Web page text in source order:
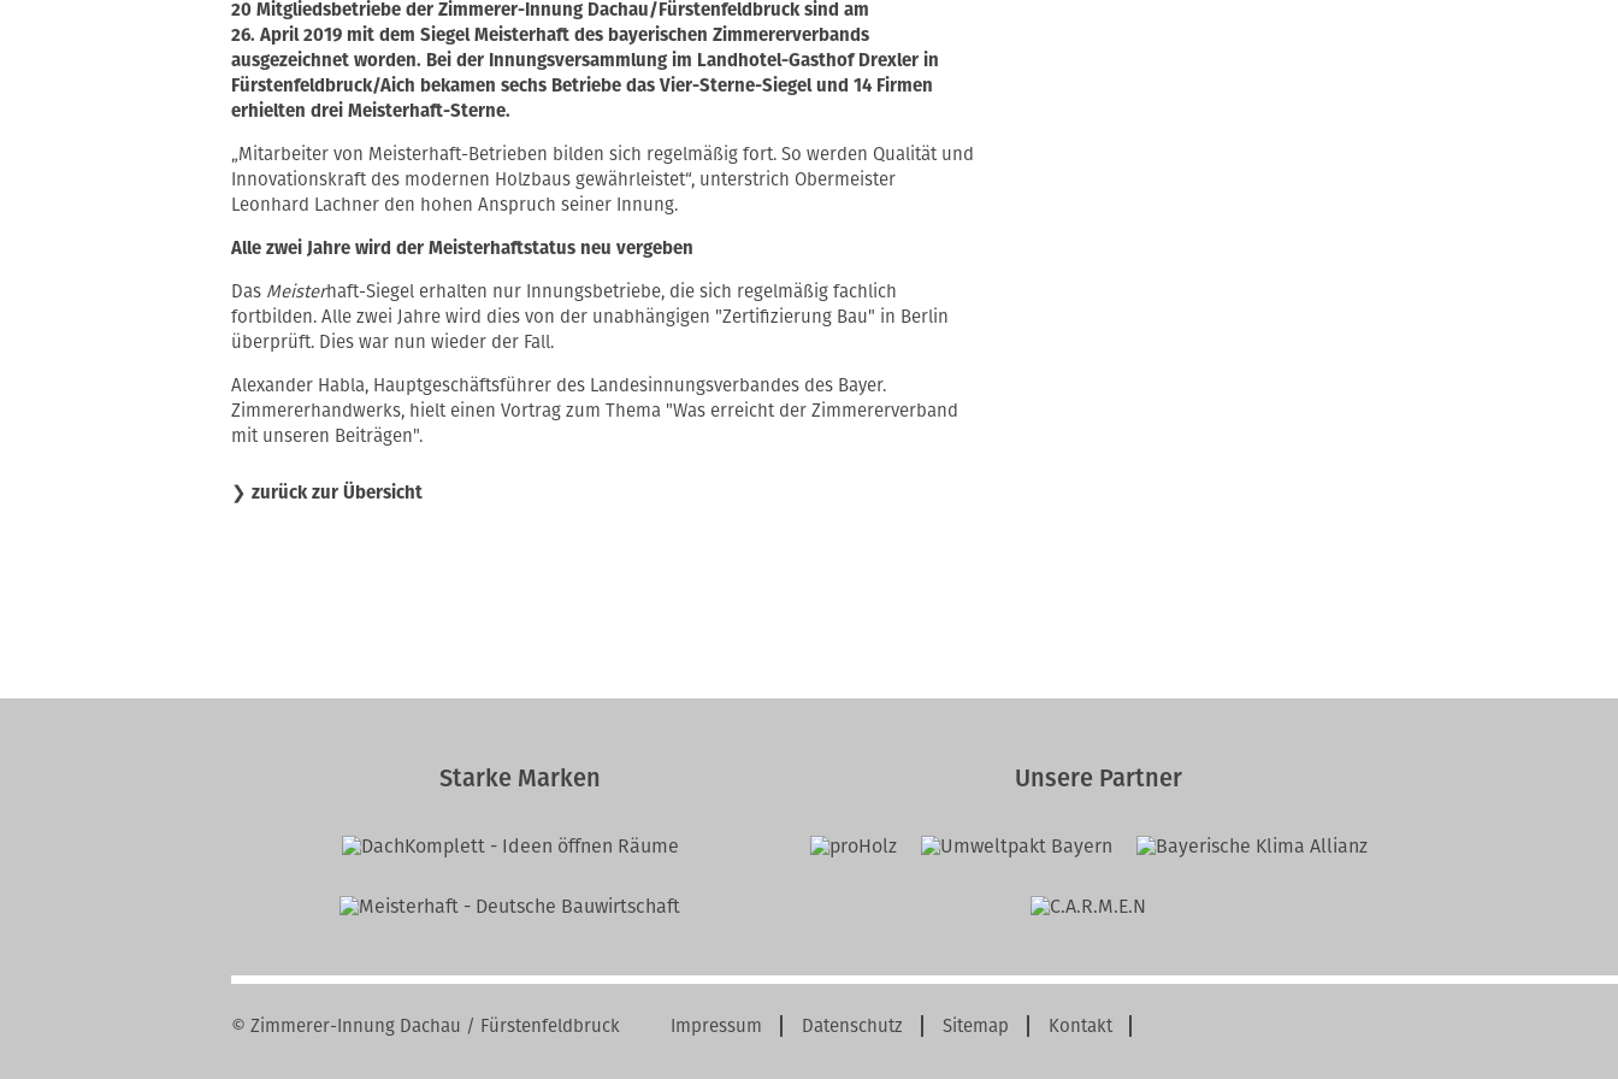
20 Mitgliedsbetriebe der Zimmerer-Innung Dachau/Fürstenfeldbruck sind am
26. April 2019 mit dem Siegel Meisterhaft des bayerischen Zimmererverbands
ausgezeichnet worden. Bei der Innungsversammlung im Landhotel-Gasthof Drexler in
Fürstenfeldbruck/Aich bekamen sechs Betriebe das Vier-Sterne-Siegel und 14 Firmen
erhielten drei Meisterhaft-Sterne.
„Mitarbeiter von Meisterhaft-Betrieben bilden sich regelmäßig fort. So werden Qualität und
Innovationskraft des modernen Holzbaus gewährleistet“, unterstrich Obermeister
Leonhard Lachner den hohen Anspruch seiner Innung.
Alle zwei Jahre wird der Meisterhaftstatus neu vergeben
Das Meisterhaft-Siegel erhalten nur Innungsbetriebe, die sich regelmäßig fachlich
fortbilden. Alle zwei Jahre wird dies von der unabhängigen "Zertifizierung Bau" in Berlin
überprüft. Dies war nun wieder der Fall.
Alexander Habla, Hauptgeschäftsführer des Landesinnungsverbandes des Bayer.
Zimmererhandwerks, hielt einen Vortrag zum Thema "Was erreicht der Zimmererverband
mit unseren Beiträgen".
❯ zurück zur Übersicht
Starke Marken Unsere Partner
© Zimmerer-Innung Dachau / Fürstenfeldbruck
Navigation
Impressum Datenschutz Sitemap Kontakt